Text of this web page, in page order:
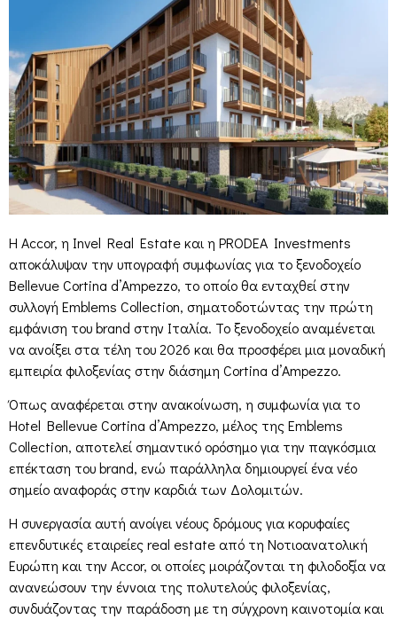
Η Accor, η Invel Real Estate και η PRODEA Investments
αποκάλυψαν την υπογραφή συμφωνίας για το ξενοδοχείο
Bellevue Cortina d’Ampezzo, το οποίο θα ενταχθεί στην
συλλογή Emblems Collection, σηματοδοτώντας την πρώτη
εμφάνιση του brand στην Ιταλία. Το ξενοδοχείο αναμένεται
να ανοίξει στα τέλη του 2026 και θα προσφέρει μια μοναδική
εμπειρία φιλοξενίας στην διάσημη Cortina d’Ampezzo.
Όπως αναφέρεται στην ανακοίνωση, η συμφωνία για το
Hotel Bellevue Cortina d’Ampezzo, μέλος της Emblems
Collection, αποτελεί σημαντικό ορόσημο για την παγκόσμια
επέκταση του brand, ενώ παράλληλα δημιουργεί ένα νέο
σημείο αναφοράς στην καρδιά των Δολομιτών.
Η συνεργασία αυτή ανοίγει νέους δρόμους για κορυφαίες
επενδυτικές εταιρείες real estate από τη Νοτιοανατολική
Ευρώπη και την Accor, οι οποίες μοιράζονται τη φιλοδοξία να
ανανεώσουν την έννοια της πολυτελούς φιλοξενίας,
συνδυάζοντας την παράδοση με τη σύγχρονη καινοτομία και